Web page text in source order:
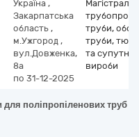
Україна ,
Закарпатська
область ,
м.Ужгород ,
вул.Довженка,
8а
по 31-12-2025
Магістралі,
труби,
труби,
та супутні
вироби
для поліпропіленових труб